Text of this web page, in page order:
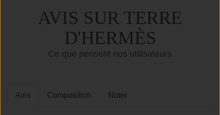
AVIS SUR TERRE
D'HERMÈS
Ce que pensent nos utilisateurs
Avis Composition Noter